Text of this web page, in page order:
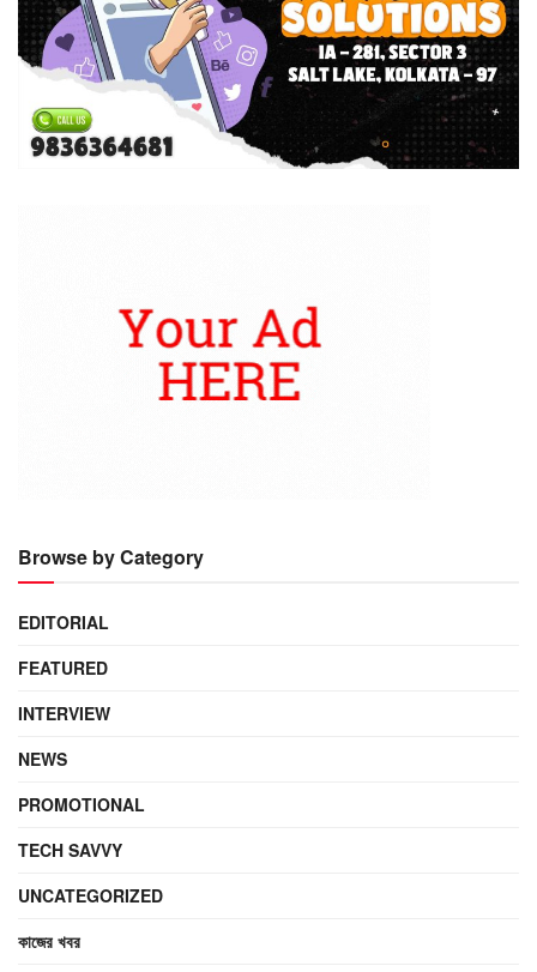
Browse by Category
EDITORIAL
FEATURED
INTERVIEW
NEWS
PROMOTIONAL
TECH SAVVY
UNCATEGORIZED
কাজের খবর